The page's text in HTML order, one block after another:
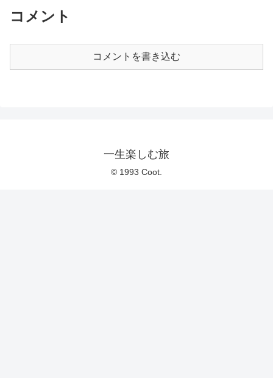
コメント
コメントを書き込む
一生楽しむ旅
© 1993 Coot.